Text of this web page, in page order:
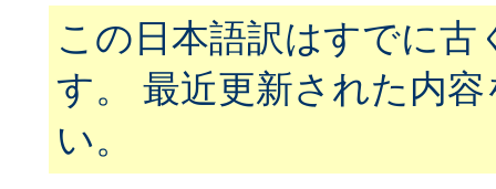
この日本語訳はすでに
す。 最近更新された内
い。